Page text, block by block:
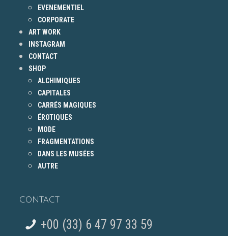
EVENEMENTIEL
CORPORATE
ART WORK
INSTAGRAM
CONTACT
SHOP
ALCHIMIQUES
CAPITALES
CARRÉS MAGIQUES
ÉROTIQUES
MODE
FRAGMENTATIONS
DANS LES MUSÉES
AUTRE
CONTACT
+00 (33) 6 47 97 33 59